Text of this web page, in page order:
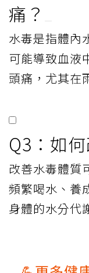
痛？
水毒是指體內
可能導致血液
頭痛，尤其在
Q3：如
改善水毒體質
頻繁喝水、養
身體的水分代